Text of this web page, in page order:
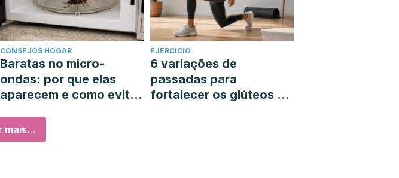
CONSEJOS HOGAR
Baratas no micro-
ondas: por que elas
aparecem e como evitá-
EJERCICIO
6 variações de
passadas para
fortalecer os glúteos e
mais...